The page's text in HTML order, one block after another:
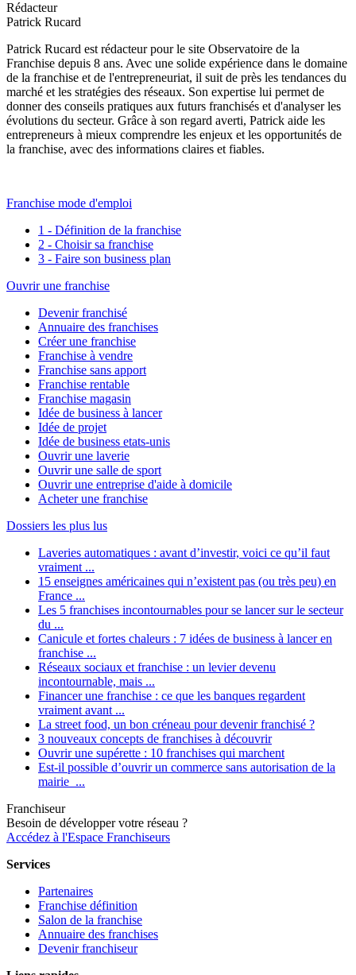
Rédacteur
Patrick Rucard
Patrick Rucard est rédacteur pour le site Observatoire de la
Franchise depuis 8 ans. Avec une solide expérience dans le domaine
de la franchise et de l'entrepreneuriat, il suit de près les tendances du
marché et les stratégies des réseaux. Son expertise lui permet de
donner des conseils pratiques aux futurs franchisés et d'analyser les
évolutions du secteur. Grâce à son regard averti, Patrick aide les
entrepreneurs à mieux comprendre les enjeux et les opportunités de
la franchise, avec des informations claires et fiables.
Franchise mode d'emploi
1 - Définition de la franchise
2 - Choisir sa franchise
3 - Faire son business plan
Ouvrir une franchise
Devenir franchisé
Annuaire des franchises
Créer une franchise
Franchise à vendre
Franchise sans apport
Franchise rentable
Franchise magasin
Idée de business à lancer
Idée de projet
Idée de business etats-unis
Ouvrir une laverie
Ouvrir une salle de sport
Ouvrir une entreprise d'aide à domicile
Acheter une franchise
Dossiers les plus lus
Laveries automatiques : avant d’investir, voici ce qu’il faut
vraiment ...
15 enseignes américaines qui n’existent pas (ou très peu) en
France ...
Les 5 franchises incontournables pour se lancer sur le secteur
du ...
Canicule et fortes chaleurs : 7 idées de business à lancer en
franchise ...
Réseaux sociaux et franchise : un levier devenu
incontournable, mais ...
Financer une franchise : ce que les banques regardent
vraiment avant ...
La street food, un bon créneau pour devenir franchisé ?
3 nouveaux concepts de franchises à découvrir
Ouvrir une supérette : 10 franchises qui marchent
Est-il possible d’ouvrir un commerce sans autorisation de la
mairie ...
Franchiseur
Besoin de développer votre réseau ?
Accédez à l'Espace Franchiseurs
Services
Partenaires
Franchise définition
Salon de la franchise
Annuaire des franchises
Devenir franchiseur